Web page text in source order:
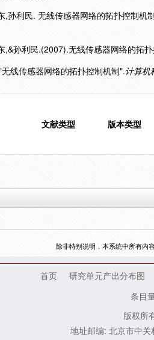
,孙利民. 无线传感器网络的拓扑控制机
,&孙利民.(2007).无线传感器网络的拓
线传感器网络的拓扑控制机制".计算机
文献类型
版本类型
除非特别说明，本系统中所有内
首页
研究单元产出分布图
条目
版权所
地址邮编: 北京市中